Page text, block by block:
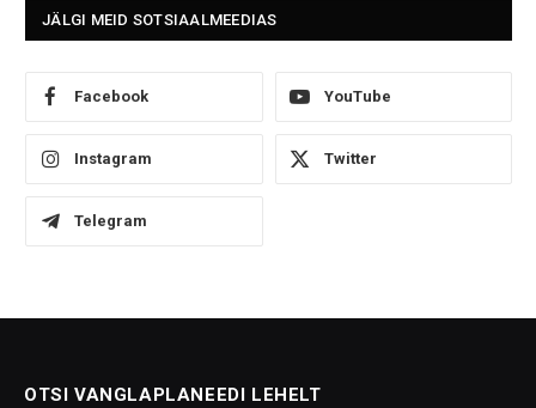
JÄLGI MEID SOTSIAALMEEDIAS
Facebook YouTube
Instagram Twitter
Telegram
OTSI VANGLAPLANEEDI LEHELT